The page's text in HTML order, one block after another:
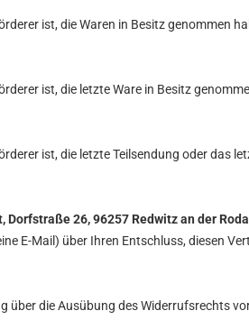
ist, die Waren in Besitz genommen
ist, die letzte Ware in Besitz
ist, die letzte Teilsendung oder das
Dorfstraße 26, 96257 Redwitz an der
E-Mail) über Ihren Entschluss, diesen
über die Ausübung des Widerrufsrechts